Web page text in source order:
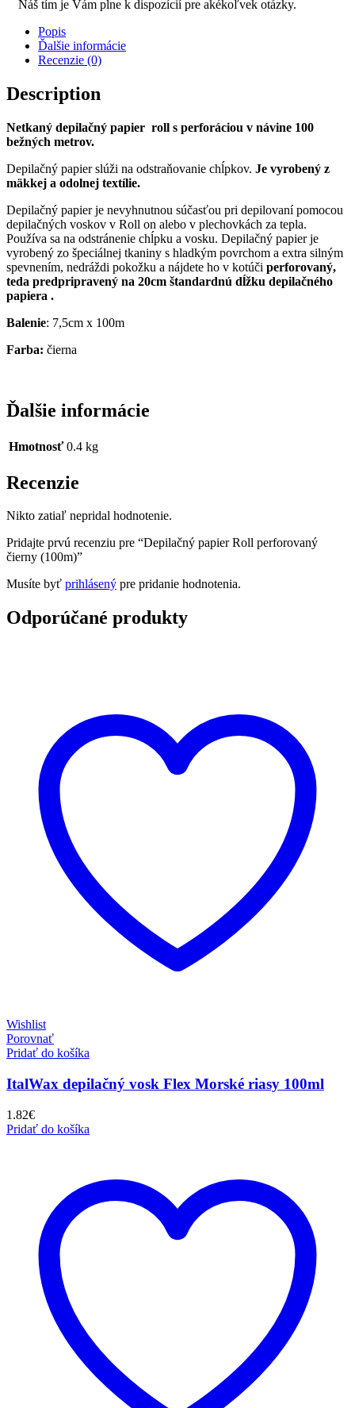
Náš tím je Vám plne k dispozícií pre akékoľvek otázky.
Popis
Ďalšie informácie
Recenzie (0)
Description
Netkaný depilačný papier roll s perforáciou v návine 100
bežných metrov.
Depilačný papier slúži na odstraňovanie chĺpkov. Je vyrobený z
mäkkej a odolnej textílie.
Depilačný papier je nevyhnutnou súčasťou pri depilovaní pomocou
depilačných voskov v Roll on alebo v plechovkách za tepla.
Používa sa na odstránenie chĺpku a vosku. Depilačný papier je
vyrobený zo špeciálnej tkaniny s hladkým povrchom a extra silným
spevnením, nedráždi pokožku a nájdete ho v kotúči perforovaný,
teda predpripravený na 20cm štandardnú dĺžku depilačného
papiera .
Balenie: 7,5cm x 100m
Farba: čierna
Ďalšie informácie
Hmotnosť 0.4 kg
Recenzie
Nikto zatiaľ nepridal hodnotenie.
Pridajte prvú recenziu pre “Depilačný papier Roll perforovaný
čierny (100m)”
Musíte byť prihlásený pre pridanie hodnotenia.
Odporúčané produkty
Wishlist
Porovnať
Pridať do košíka
ItalWax depilačný vosk Flex Morské riasy 100ml
1.82€
Pridať do košíka